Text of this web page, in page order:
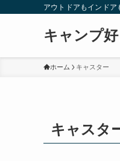
アウトドアもインド
キャンプ
ホーム キャスター
キャスタ